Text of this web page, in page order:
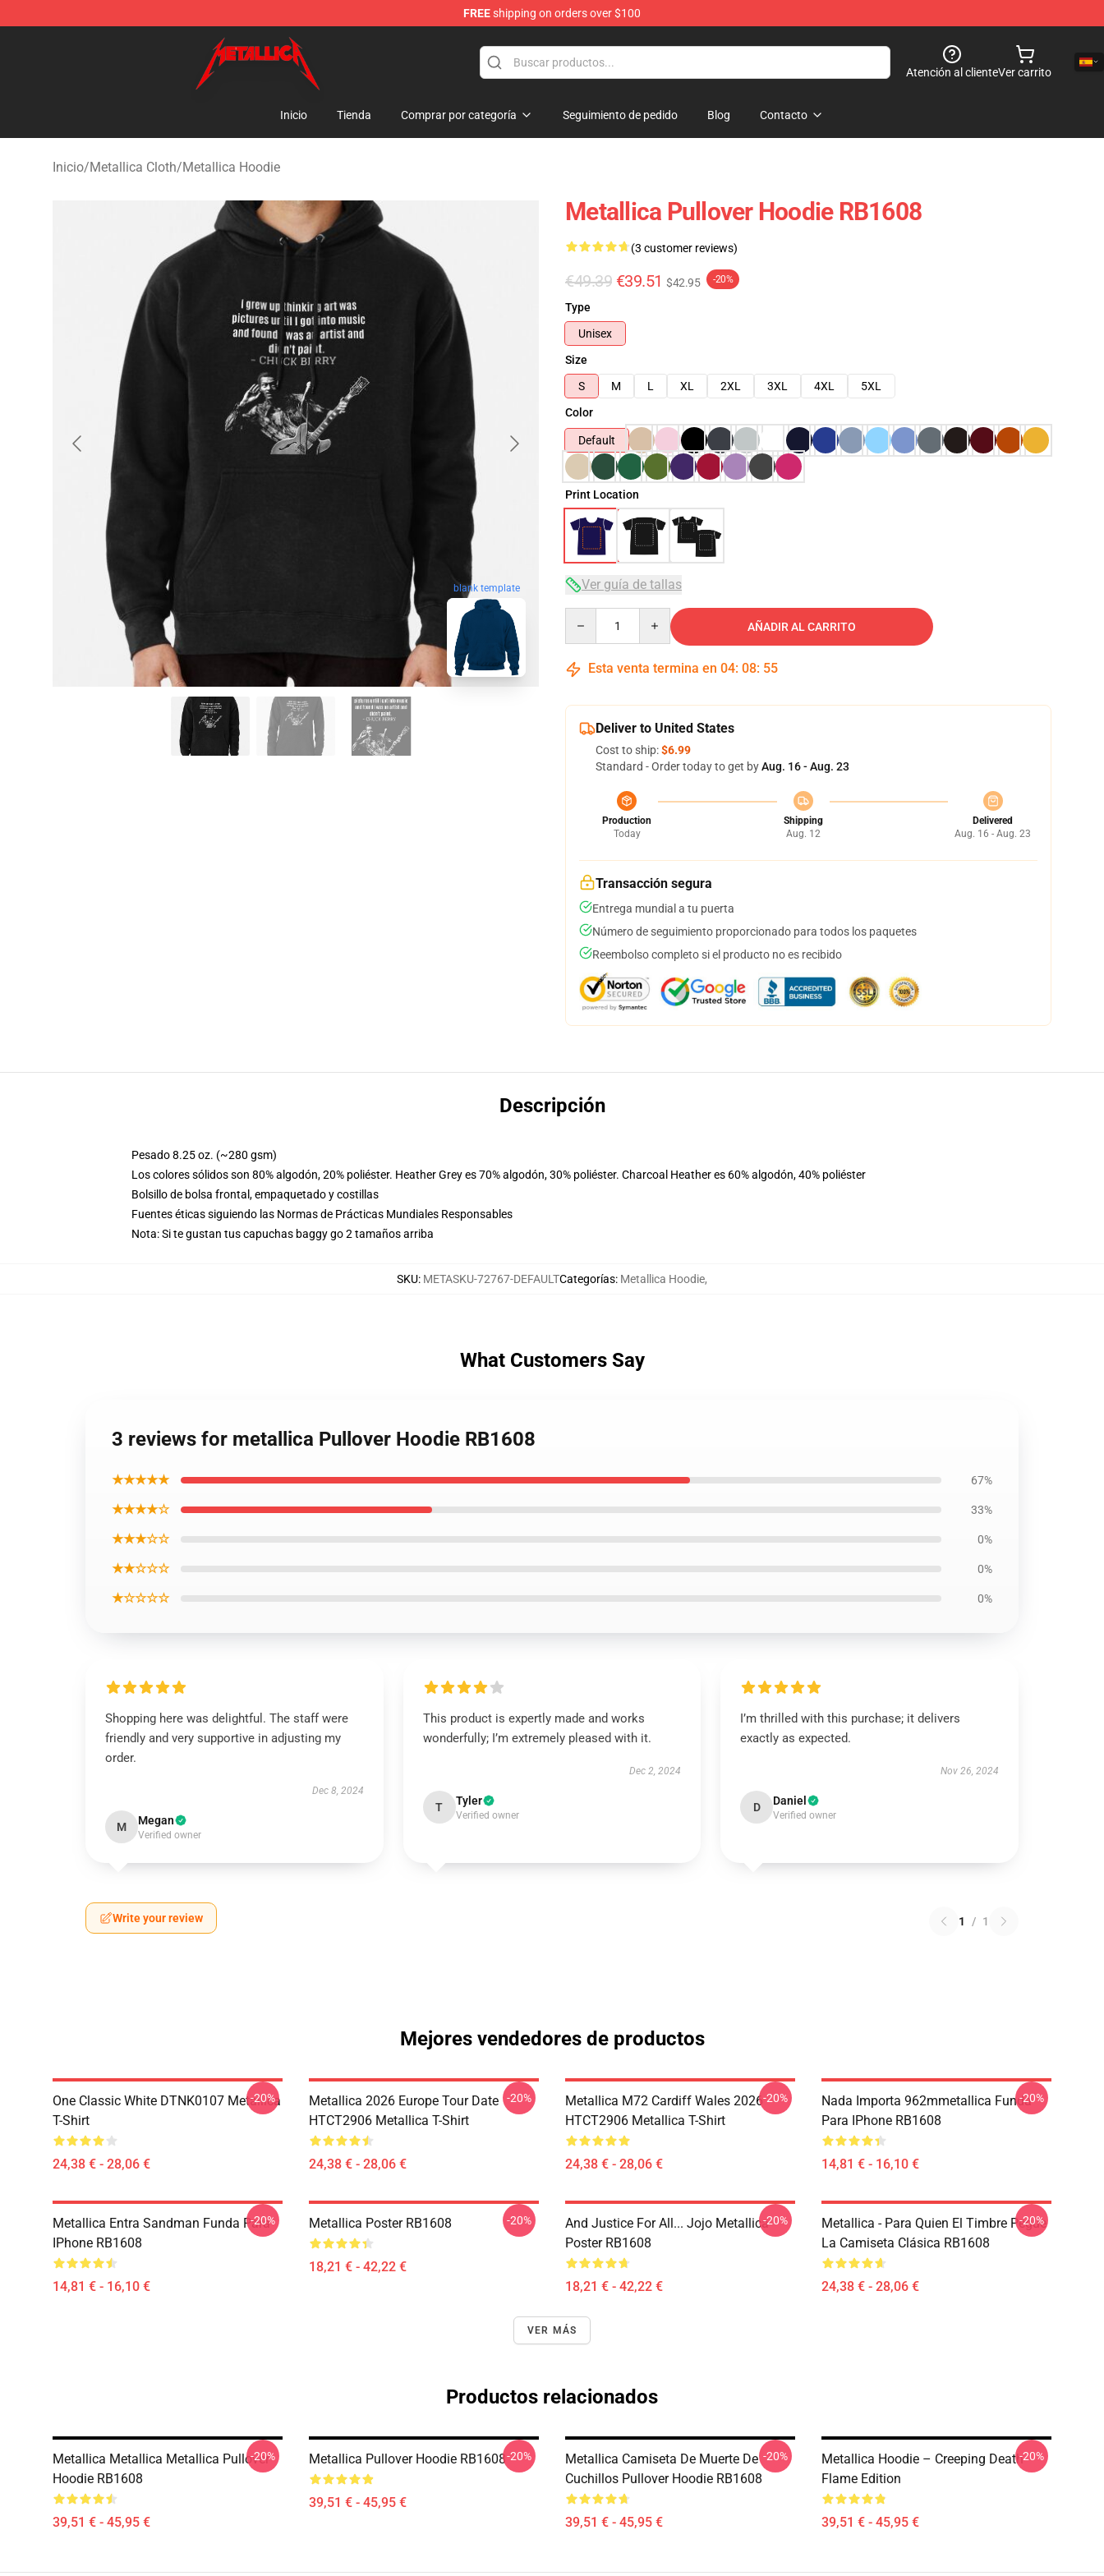
FREEshipping on orders over $100
Metallica Store - Official Metallica Merchandise Shop
Atención al clienteVer carrito
Inicio Tienda Comprar por categoría Seguimiento de pedido Blog Contacto
Inicio/Metallica Cloth/Metallica Hoodie
blank template
Metallica Pullover Hoodie RB1608
(3 customer reviews)
€49.39 €39.51 $42.95 -20%
Type
Unisex
Size
S
M L XL 2XL 3XL 4XL
5XL
Color
Default
Print Location
Ver guía de tallas
AÑADIR AL CARRITO
Esta venta termina en 04: 08: 54
Deliver to United States
Cost to ship:$6.99
Standard - Order today to get byAug. 16 - Aug. 23
Production
Today
Shipping
Aug. 12
Delivered
Aug. 16 - Aug. 23
Transacción segura
Entrega mundial a tu puerta
Número de seguimiento proporcionado para todos los paquetes
Reembolso completo si el producto no es recibido
Descripción
Pesado 8.25 oz. (~280 gsm)
Los colores sólidos son 80% algodón, 20% poliéster. Heather Grey es 70% algodón, 30% poliéster. Charcoal Heather es 60% algodón, 40% poliéster
Bolsillo de bolsa frontal, empaquetado y costillas
Fuentes éticas siguiendo las Normas de Prácticas Mundiales Responsables
Nota: Si te gustan tus capuchas baggy go 2 tamaños arriba
SKU: METASKU-72767-DEFAULTCategorías: Metallica Hoodie,
What Customers Say
3 reviews for metallica Pullover Hoodie RB1608
★★★★★ 67%
★★★★☆ 33%
★★★☆☆ 0%
★★☆☆☆ 0%
★☆☆☆☆ 0%
Shopping here was delightful. The staff were
friendly and very supportive in adjusting my
order.
Dec 8, 2024
M Megan
Verified owner
This product is expertly made and works
wonderfully; I’m extremely pleased with it.
Dec 2, 2024
T Tyler
Verified owner
I’m thrilled with this purchase; it delivers
exactly as expected.
Nov 26, 2024
D Daniel
Verified owner
Write your review 1 / 1
Mejores vendedores de productos
One Classic White DTNK0107 Metallica
T-Shirt
24,38 € - 28,06 €
-20%
Metallica 2026 Europe Tour Date
HTCT2906 Metallica T-Shirt
24,38 € - 28,06 €
-20%
Metallica M72 Cardiff Wales 2026
HTCT2906 Metallica T-Shirt
24,38 € - 28,06 €
-20%
Nada Importa 962mmetallica Funda
Para IPhone RB1608
14,81 € - 16,10 €
-20%
Metallica Entra Sandman Funda Para
IPhone RB1608
14,81 € - 16,10 €
-20% Metallica Poster RB1608
18,21 € - 42,22 €
-20%
And Justice For All... Jojo Metallica
Poster RB1608
18,21 € - 42,22 €
-20%
Metallica - Para Quien El Timbre Pegue
La Camiseta Clásica RB1608
24,38 € - 28,06 €
-20%
VER MÁS
Productos relacionados
Metallica Metallica Metallica Pullover
Hoodie RB1608
39,51 € - 45,95 €
-20% Metallica Pullover Hoodie RB1608
39,51 € - 45,95 €
-20%
Metallica Camiseta De Muerte De
Cuchillos Pullover Hoodie RB1608
39,51 € - 45,95 €
-20%
Metallica Hoodie – Creeping Death
Flame Edition
39,51 € - 45,95 €
-20%